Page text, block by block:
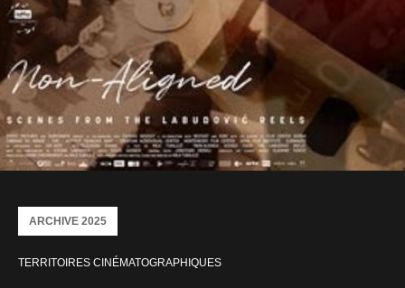
TERRITOIRES CINÉMATOGRAPHIQUES
ARCHIVE 2025